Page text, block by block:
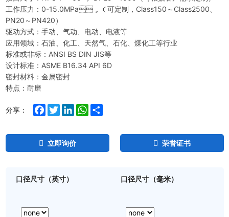
工作压力：0-15.0MPa，（可定制，Class150～Class2500、
PN20～PN420）
驱动方式：手动、气动、电动、电液等
应用领域：石油、化工、天然气、石化、煤化工等行业
标准或非标：ANSI BS DIN JIS等
设计标准：ASME B16.34 API 6D
密封材料：金属密封
特点：耐磨
分享： Facebook
TwitterLinkedInWhatsApp
Share
立即询价 荣誉证书
口径尺寸（毫米）
口径尺寸（英寸）